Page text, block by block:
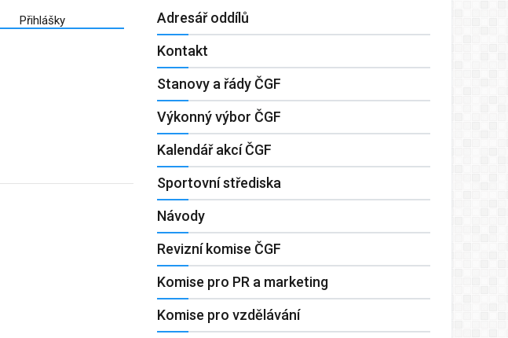
Přihlášky
Adresář oddílů
Kontakt
Stanovy a řády ČGF
Výkonný výbor ČGF
Kalendář akcí ČGF
Sportovní střediska
Návody
Revizní komise ČGF
Komise pro PR a marketing
Komise pro vzdělávání